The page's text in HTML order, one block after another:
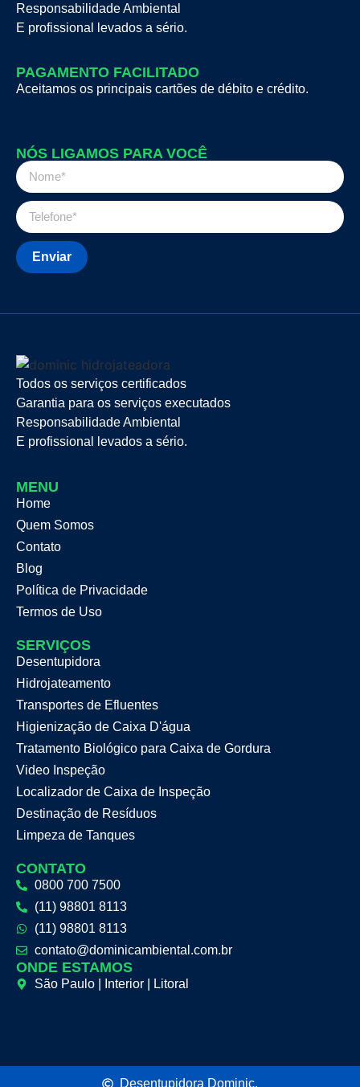
Responsabilidade Ambiental
E profissional levados a sério.
PAGAMENTO FACILITADO
Aceitamos os principais cartões de débito e crédito.
NÓS LIGAMOS PARA VOCÊ
Enviar
Todos os serviços certificados
Garantia para os serviços executados
Responsabilidade Ambiental
E profissional levados a sério.
MENU
Home
Quem Somos
Contato
Blog
Política de Privacidade
Termos de Uso
SERVIÇOS
Desentupidora
Hidrojateamento
Transportes de Efluentes
Higienização de Caixa D'água
Tratamento Biológico para Caixa de Gordura
Video Inspeção
Localizador de Caixa de Inspeção
Destinação de Resíduos
Limpeza de Tanques
CONTATO
0800 700 7500
(11) 98801 8113
(11) 98801 8113
contato@dominicambiental.com.br
ONDE ESTAMOS
São Paulo | Interior | Litoral
Desentupidora Dominic.